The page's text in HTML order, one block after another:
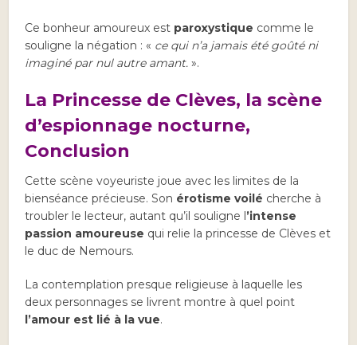
Ce bonheur amoureux est paroxystique comme le
souligne la négation : « ce qui n’a jamais été goûté ni
imaginé par nul autre amant. ».
La Princesse de Clèves, la scène
d’espionnage nocturne,
Conclusion
Cette scène voyeuriste joue avec les limites de la
bienséance précieuse. Son érotisme voilé cherche à
troubler le lecteur, autant qu’il souligne l’intense
passion amoureuse qui relie la princesse de Clèves et
le duc de Nemours.
La contemplation presque religieuse à laquelle les
deux personnages se livrent montre à quel point
l’amour est lié à la vue.